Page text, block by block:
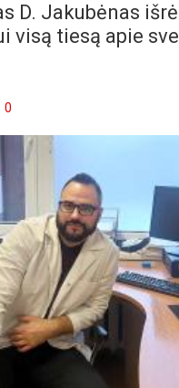
D. Jakubėnas
visą tiesą apie
0